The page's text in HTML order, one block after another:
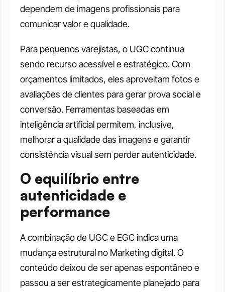
dependem de imagens profissionais para
comunicar valor e qualidade.
Para pequenos varejistas, o UGC continua
sendo recurso acessível e estratégico. Com
orçamentos limitados, eles aproveitam fotos e
avaliações de clientes para gerar prova social e
conversão. Ferramentas baseadas em
inteligência artificial permitem, inclusive,
melhorar a qualidade das imagens e garantir
consistência visual sem perder autenticidade.
O equilíbrio entre
autenticidade e
performance
A combinação de UGC e EGC indica uma
mudança estrutural no Marketing digital. O
conteúdo deixou de ser apenas espontâneo e
passou a ser estrategicamente planejado para